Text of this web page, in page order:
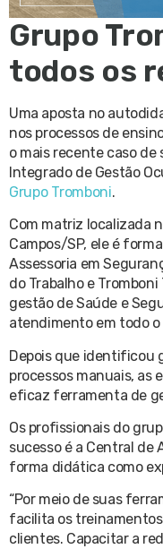
Grupo
todos os
Uma aposta no
nos processos de
o mais recente caso de
Integrado de Gestão
Grupo Tromboni.
Com matriz localizada
Campos/SP, ele é
Assessoria em
do Trabalho e
gestão de Saúde e
atendimento em todo
Depois que identificou
processos manuais, as
eficaz ferramenta de
Os profissionais do
sucesso é a Central de
forma didática como
“Por meio de suas
facilita os
clientes. Capacitar a